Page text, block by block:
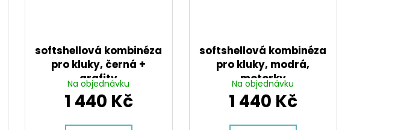
softshellová kombinéza
pro kluky, černá +
grafity
Na objednávku
1 440 Kč
softshellová kombinéza
pro kluky, modrá,
motorky
Na objednávku
1 440 Kč